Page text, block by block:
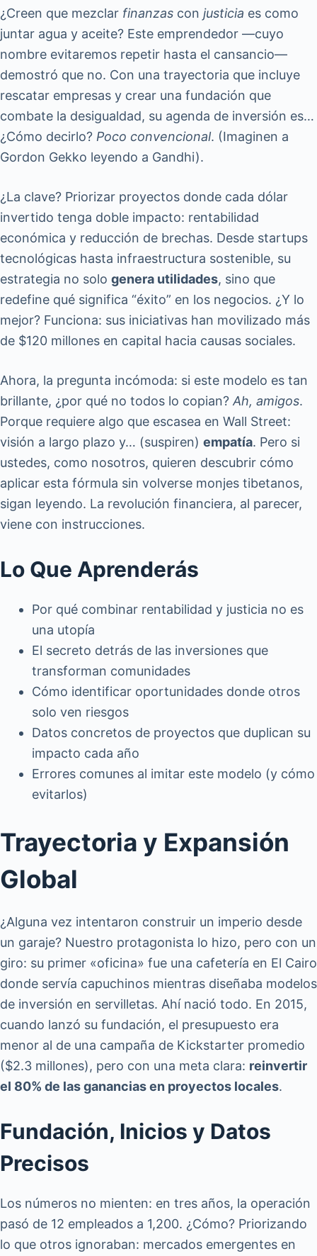
¿Creen que mezclar finanzas con justicia es como
juntar agua y aceite? Este emprendedor —cuyo
nombre evitaremos repetir hasta el cansancio—
demostró que no. Con una trayectoria que incluye
rescatar empresas y crear una fundación que
combate la desigualdad, su agenda de inversión es…
¿Cómo decirlo? Poco convencional. (Imaginen a
Gordon Gekko leyendo a Gandhi).
¿La clave? Priorizar proyectos donde cada dólar
invertido tenga doble impacto: rentabilidad
económica y reducción de brechas. Desde startups
tecnológicas hasta infraestructura sostenible, su
estrategia no solo genera utilidades, sino que
redefine qué significa “éxito” en los negocios. ¿Y lo
mejor? Funciona: sus iniciativas han movilizado más
de $120 millones en capital hacia causas sociales.
Ahora, la pregunta incómoda: si este modelo es tan
brillante, ¿por qué no todos lo copian? Ah, amigos.
Porque requiere algo que escasea en Wall Street:
visión a largo plazo y… (suspiren) empatía. Pero si
ustedes, como nosotros, quieren descubrir cómo
aplicar esta fórmula sin volverse monjes tibetanos,
sigan leyendo. La revolución financiera, al parecer,
viene con instrucciones.
Lo Que Aprenderás
Por qué combinar rentabilidad y justicia no es
una utopía
El secreto detrás de las inversiones que
transforman comunidades
Cómo identificar oportunidades donde otros
solo ven riesgos
Datos concretos de proyectos que duplican su
impacto cada año
Errores comunes al imitar este modelo (y cómo
evitarlos)
Trayectoria y Expansión
Global
¿Alguna vez intentaron construir un imperio desde
un garaje? Nuestro protagonista lo hizo, pero con un
giro: su primer «oficina» fue una cafetería en El Cairo
donde servía capuchinos mientras diseñaba modelos
de inversión en servilletas. Ahí nació todo. En 2015,
cuando lanzó su fundación, el presupuesto era
menor al de una campaña de Kickstarter promedio
($2.3 millones), pero con una meta clara: reinvertir
el 80% de las ganancias en proyectos locales.
Fundación, Inicios y Datos
Precisos
Los números no mienten: en tres años, la operación
pasó de 12 empleados a 1,200. ¿Cómo? Priorizando
lo que otros ignoraban: mercados emergentes en